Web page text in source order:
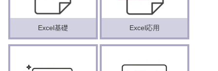
Excel基礎 Excel応用